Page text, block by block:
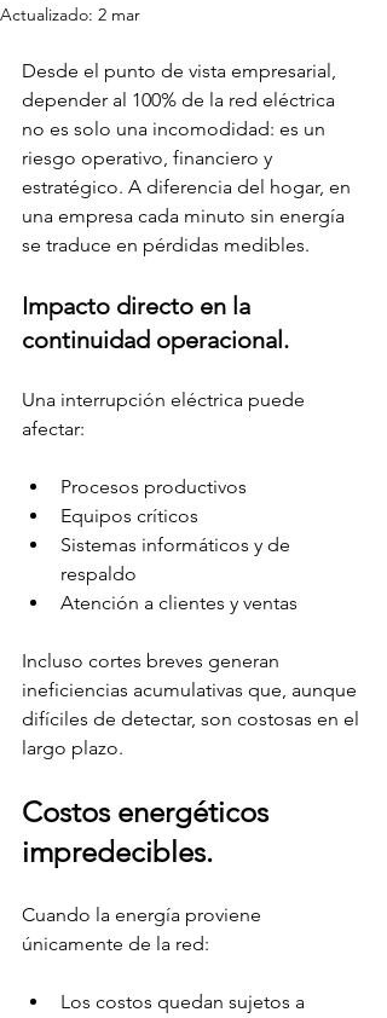
Actualizado: 2 mar
Desde el punto de vista empresarial,
depender al 100% de la red eléctrica
no es solo una incomodidad: es un
riesgo operativo, financiero y
estratégico. A diferencia del hogar, en
una empresa cada minuto sin energía
se traduce en pérdidas medibles.
Impacto directo en la
continuidad operacional.
Una interrupción eléctrica puede
afectar:
Procesos productivos
Equipos críticos
Sistemas informáticos y de
respaldo
Atención a clientes y ventas
Incluso cortes breves generan
ineficiencias acumulativas que, aunque
difíciles de detectar, son costosas en el
largo plazo.
Costos energéticos
impredecibles.
Cuando la energía proviene
únicamente de la red:
Los costos quedan sujetos a